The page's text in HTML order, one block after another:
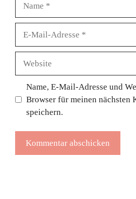
Adresse
Name, E-Mail-Adresse und
Browser für meinen nächsten
speichern.